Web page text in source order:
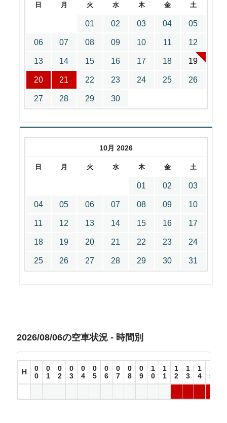
日 月 火 水 木 金 土
01 02 03 04 05
06 07 08 09 10 11 12
13 14 15 16 17 18 19
20 21 22 23 24 25 26
27 28 29 30
10月 2026
日 月 火 水 木 金 土
01 02 03
04 05 06 07 08 09 10
11 12 13 14 15 16 17
18 19 20 21 22 23 24
25 26 27 28 29 30 31
2026/08/06の空車状況 - 時間別
H
0
0
0
1
0
2
0
3
0
4
0
5
0
6
0
7
0
8
0
9
1
0
1
1
1
2
1
3
1
4
1
5